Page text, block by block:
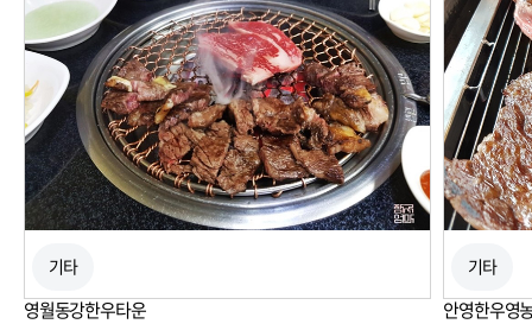
기타
영월동강한우타운
기타
안영한우영